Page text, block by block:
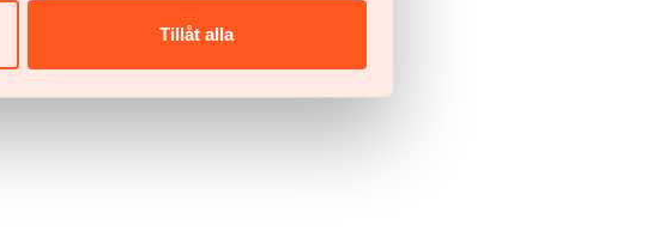
Tillåt alla